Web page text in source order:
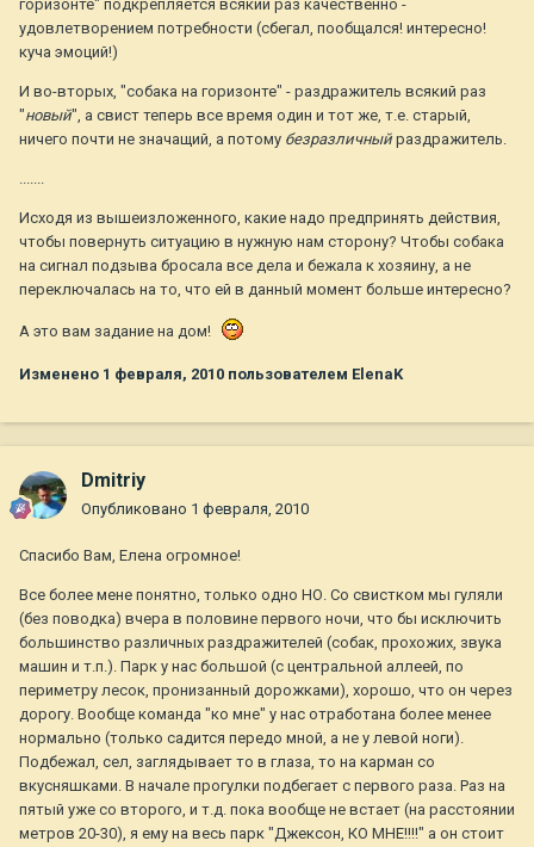
горизонте" подкрепляется всякий раз качественно -
удовлетворением потребности (сбегал, пообщался! интересно!
куча эмоций!)
И во-вторых, "собака на горизонте" - раздражитель всякий раз
"новый", а свист теперь все время один и тот же, т.е. старый,
ничего почти не значащий, а потому безразличный раздражитель.
.......
Исходя из вышеизложенного, какие надо предпринять действия,
чтобы повернуть ситуацию в нужную нам сторону? Чтобы собака
на сигнал подзыва бросала все дела и бежала к хозяину, а не
переключалась на то, что ей в данный момент больше интересно?
А это вам задание на дом!
Изменено 1 февраля, 2010 пользователем ElenaK
Dmitriy
Опубликовано 1 февраля, 2010
Спасибо Вам, Елена огромное!
Все более мене понятно, только одно НО. Со свистком мы гуляли
(без поводка) вчера в половине первого ночи, что бы исключить
большинство различных раздражителей (собак, прохожих, звука
машин и т.п.). Парк у нас большой (с центральной аллеей, по
периметру лесок, пронизанный дорожками), хорошо, что он через
дорогу. Вообще команда "ко мне" у нас отработана более менее
нормально (только садится передо мной, а не у левой ноги).
Подбежал, сел, заглядывает то в глаза, то на карман со
вкусняшками. В начале прогулки подбегает с первого раза. Раз на
пятый уже со второго, и т.д. пока вообще не встает (на расстоянии
метров 20-30), я ему на весь парк "Джексон, КО МНЕ!!!!" а он стоит